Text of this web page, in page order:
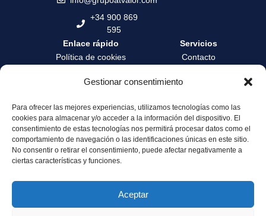
Gestionar consentimiento
Para ofrecer las mejores experiencias, utilizamos tecnologías como las
cookies para almacenar y/o acceder a la información del dispositivo. El
consentimiento de estas tecnologías nos permitirá procesar datos como el
comportamiento de navegación o las identificaciones únicas en este sitio.
No consentir o retirar el consentimiento, puede afectar negativamente a
ciertas características y funciones.
Aceptar
+34 900 869
595
Servicios
Contacto
Zona privada
Área profesionales
Enlace rápido
Política de cookies
Canal de denuncia
Servicio de Atención al
Cliente
Sostenibilidad y
Gobernanza